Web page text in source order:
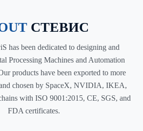
СТЕВИС
has been dedicated to designing and
Processing Machines and Automation
products have been exported to more
chosen by SpaceX, NVIDIA, IKEA,
with ISO 9001:2015, CE, SGS, and
FDA certificates.